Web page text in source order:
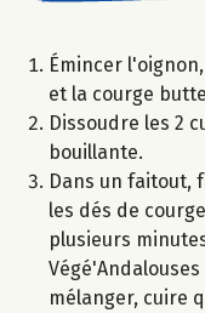
Émincer
et la courge
Dissoudre les 2
bouillante.
Dans un faitout,
les dés de
plusieurs
mélanger, cuire